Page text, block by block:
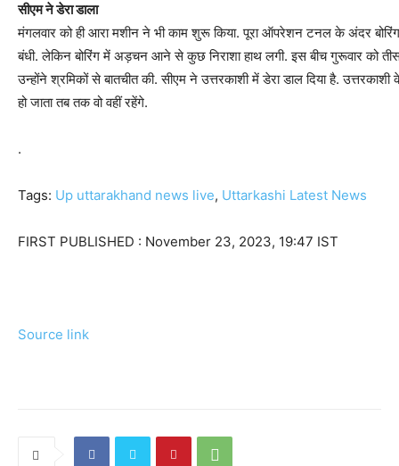
सीएम ने डेरा डाला
मंगलवार को ही आरा मशीन ने भी काम शुरू किया. पूरा ऑपरेशन टनल के अंदर
बंधी. लेकिन बोरिंग में अड़चन आने से कुछ निराशा हाथ लगी. इस बीच गुरूवार को
उन्होंने श्रमिकों से बातचीत की. सीएम ने उत्तरकाशी में डेरा डाल दिया है.
हो जाता तब तक वो वहीं रहेंगे.
.
Tags: Up uttarakhand news live, Uttarkashi Latest News
FIRST PUBLISHED : November 23, 2023, 19:47 IST
Source link